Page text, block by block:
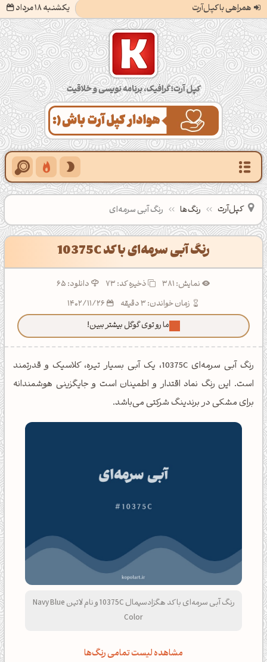
همراهی با کپل‌آرت یکشنبه 18 مرداد کپل‌آرت؛ گرافیک، برنامه‌نویسی و خلاقیت
کپل‌آرت رنگ‌ها رنگ آبی سرمه‌ای
رنگ آبی سرمه‌ای با کد 10375C
نمایش: 381 ذخیره کد:73
دانلود: 65
زمان خواندن: 3 دقیقه
ما رو توی گوگل بیشتر ببین!
رنگ آبی سرمه‌ای 10375C، یک آبی بسیار تیره، کلاسیک و قدرتمند
است. این رنگ نماد اقتدار و اطمینان است و جایگزینی هوشمندانه
برای مشکی در برندینگ شرکتی می‌باشد.
رنگ آبی سرمه‌ای با کد هگزادسیمال 10375C و نام لاتین Navy Blue
Color
مشاهده لیست تمامی رنگ‌ها